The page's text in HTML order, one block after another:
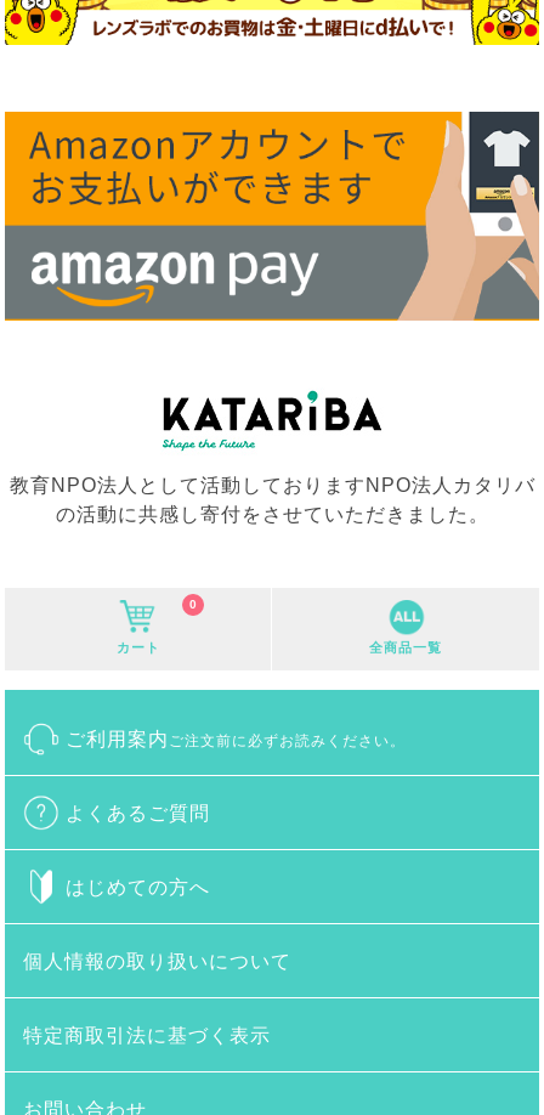
教育NPO法人として活動しておりますNPO法人カタリバ
の活動に共感し寄付をさせていただきました。
カート
0
全商品一覧
ご利用案内 ご注文前に必ずお読みください。
よくあるご質問
はじめての方へ
個人情報の取り扱いについて
特定商取引法に基づく表示
お問い合わせ